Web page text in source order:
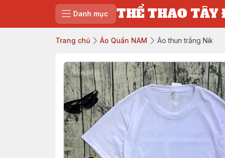
Danh mục THỂ THAO TÂY
Trang chủ Áo Quần NAM Áo thun trắng Nik